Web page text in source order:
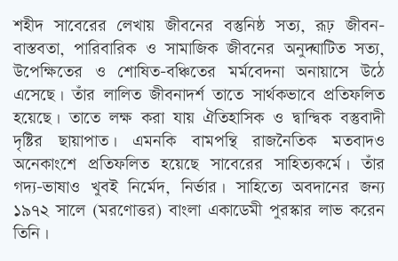
শহীদ সাবেরের লেখায় জীবনের বস্তুনিষ্ঠ সত্য, রূঢ় জীবন-
বাস্তবতা, পারিবারিক ও সামাজিক জীবনের অনুদ্ঘাটিত সত্য,
উপেক্ষিতের ও শোষিত-বঞ্চিতের মর্মবেদনা অনায়াসে উঠে
এসেছে। তাঁর লালিত জীবনাদর্শ তাতে সার্থকভাবে প্রতিফলিত
হয়েছে। তাতে লক্ষ করা যায় ঐতিহাসিক ও দ্বান্দ্বিক বস্তুবাদী
দৃষ্টির ছায়াপাত। এমনকি বামপন্থি রাজনৈতিক মতবাদও
অনেকাংশে প্রতিফলিত হয়েছে সাবেরের সাহিত্যকর্মে। তাঁর
গদ্য-ভাষাও খুবই নির্মেদ, নির্ভার। সাহিত্যে অবদানের জন্য
১৯৭২ সালে (মরণোত্তর) বাংলা একাডেমী পুরস্কার লাভ করেন
তিনি।